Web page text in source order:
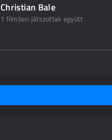
Christian Bale
1 filmben játszottak együtt